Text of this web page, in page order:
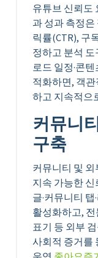
유튜브 신뢰도
과 성과 측정
릭률(CTR), 구
정하고 분석 도
로드 일정·콘
적화하면, 객
하고 지속적으
커뮤니
구축
커뮤니티 및
지속 가능한
글·커뮤니티
활성화하고, 전
표기 등 외부
사회적 증거를